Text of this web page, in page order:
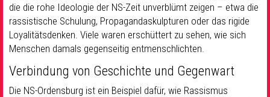
die die rohe Ideologie der NS-Zeit unverblümt zeigen – etwa die
rassistische Schulung, Propagandaskulpturen oder das rigide
Loyalitätsdenken. Viele waren erschüttert zu sehen, wie sich
Menschen damals gegenseitig entmenschlichten.
Verbindung von Geschichte und Gegenwart
Die NS-Ordensburg ist ein Beispiel dafür, wie Rassismus